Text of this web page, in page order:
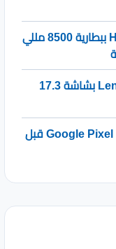
الإعلان رسميًا عن Huawei nova 16 SE ببطارية 8500 مللي
لينوفو تطلق حاسوب Lenovo V17 Gen 7 بشاشة 17.3
تسريب جديد يكشف تصميم Google Pixel 11 Pro XL قبل